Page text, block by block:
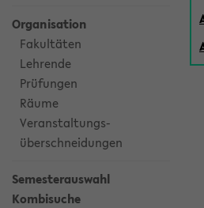
Organisation
Fakultäten
Lehrende
Prüfungen
Räume
Veranstaltungs-
überschneidungen
Semesterauswahl
Kombisuche